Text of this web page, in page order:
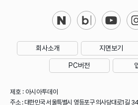
회사소개 지면보기
PC버전
제호 : 아시아투데이
주소 : 대한민국 서울특별시 영등포구 의사당대로1길